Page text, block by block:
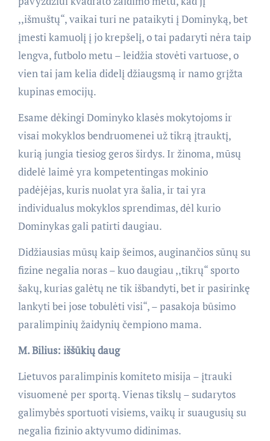
,,išmuštų“, vaikai turi ne pataikyti į Dominyką, bet
įmesti kamuolį į jo krepšelį, o tai padaryti nėra taip
lengva, futbolo metu – leidžia stovėti vartuose, o
vien tai jam kelia didelį džiaugsmą ir namo grįžta
kupinas emocijų.
Esame dėkingi Dominyko klasės mokytojoms ir
visai mokyklos bendruomenei už tikrą įtrauktį,
kurią jungia tiesiog geros širdys. Ir žinoma, mūsų
didelė laimė yra kompetentingas mokinio
padėjėjas, kuris nuolat yra šalia, ir tai yra
individualus mokyklos sprendimas, dėl kurio
Dominykas gali patirti daugiau.
Didžiausias mūsų kaip šeimos, auginančios sūnų su
fizine negalia noras – kuo daugiau ,,tikrų“ sporto
šakų, kurias galėtų ne tik išbandyti, bet ir pasirinkę
lankyti bei jose tobulėti visi“, – pasakoja būsimo
paralimpinių žaidynių čempiono mama.
M. Bilius: iššūkių daug
Lietuvos paralimpinis komiteto misija – įtrauki
visuomenė per sportą. Vienas tikslų – sudarytos
galimybės sportuoti visiems, vaikų ir suaugusių su
negalia fizinio aktyvumo didinimas.